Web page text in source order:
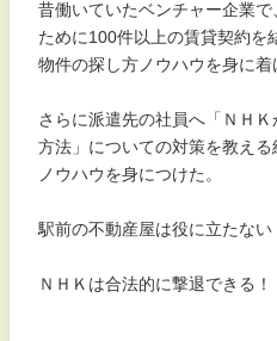
昔働いていたベンチャー企業
ために100件以上の賃貸契約を
物件の探し方ノウハウを身に着
さらに派遣先の社員へ「ＮＨ
方法」についての対策を教え
ノウハウを身につけた。
駅前の不動産屋は役に立たない
ＮＨＫは合法的に撃退できる！